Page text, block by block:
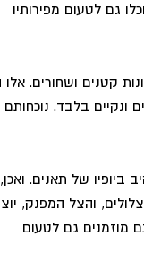
גם לטעום מפירותיו
קטנים ושחורים. אלו
ונקיים בלבד.
של תאנים.
והצל המפנק,
מוזמנים גם לטעום